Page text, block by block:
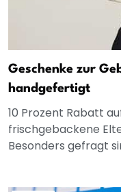
Geschenke zur
handgefertigt
10 Prozent Rabatt
frischgebackene
Besonders gefragt